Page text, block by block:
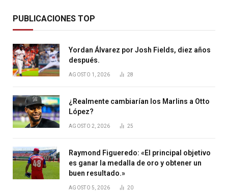
PUBLICACIONES TOP
Yordan Álvarez por Josh Fields, diez años
después.
AGOSTO 1, 2026 28
¿Realmente cambiarían los Marlins a Otto
López?
AGOSTO 2, 2026 25
Raymond Figueredo: «El principal objetivo
es ganar la medalla de oro y obtener un
buen resultado.»
AGOSTO 5, 2026 20